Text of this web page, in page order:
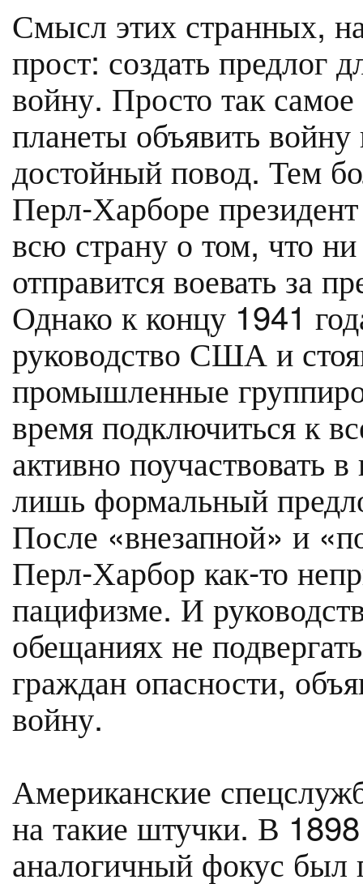
Смысл этих странных,
прост: создать предлог
войну. Просто так самое
планеты объявить
достойный повод. Тем
Перл-Харборе
всю страну о том, что
отправится воевать за
Однако к концу 1941
руководство США и
промышленные
время подключиться к
активно поучаствовать
лишь формальный
После «внезапной» и
Перл-Харбор как-то
пацифизме. И
обещаниях не
граждан опасности,
войну.
Американские
на такие штучки. В
аналогичный фокус был